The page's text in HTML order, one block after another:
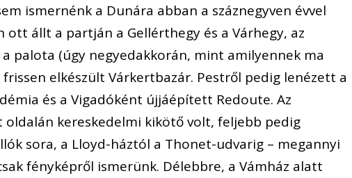
ismernénk a Dunára abban a száznegyven évvel
ott állt a partján a Gellérthegy és a Várhegy, az
palota (úgy negyedakkorán, mint amilyennek ma
elkészült Várkertbazár. Pestről pedig lenézett a
és a Vigadóként újjáépített Redoute. Az
oldalán kereskedelmi kikötő volt, feljebb pedig
sora, a Lloyd-háztól a Thonet-udvarig – megannyi
fényképről ismerünk. Délebbre, a Vámház alatt